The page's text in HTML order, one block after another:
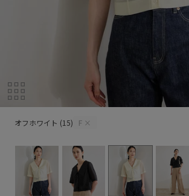
オフホワイト (15) F ×